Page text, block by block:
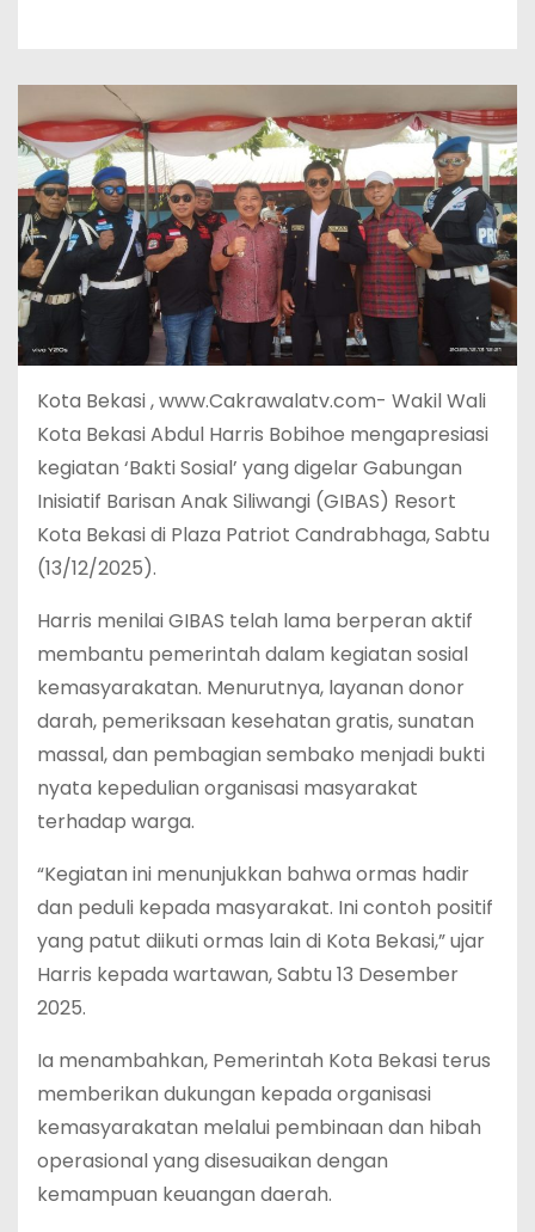
Kota Bekasi , www.Cakrawalatv.com- Wakil Wali
Kota Bekasi Abdul Harris Bobihoe mengapresiasi
kegiatan ‘Bakti Sosial’ yang digelar Gabungan
Inisiatif Barisan Anak Siliwangi (GIBAS) Resort
Kota Bekasi di Plaza Patriot Candrabhaga, Sabtu
(13/12/2025).
Harris menilai GIBAS telah lama berperan aktif
membantu pemerintah dalam kegiatan sosial
kemasyarakatan. Menurutnya, layanan donor
darah, pemeriksaan kesehatan gratis, sunatan
massal, dan pembagian sembako menjadi bukti
nyata kepedulian organisasi masyarakat
terhadap warga.
“Kegiatan ini menunjukkan bahwa ormas hadir
dan peduli kepada masyarakat. Ini contoh positif
yang patut diikuti ormas lain di Kota Bekasi,” ujar
Harris kepada wartawan, Sabtu 13 Desember
2025.
Ia menambahkan, Pemerintah Kota Bekasi terus
memberikan dukungan kepada organisasi
kemasyarakatan melalui pembinaan dan hibah
operasional yang disesuaikan dengan
kemampuan keuangan daerah.